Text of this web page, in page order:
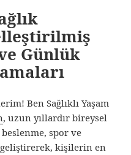
Günlük
Ben Sağlıklı Yaşam
, uzun yıllardır bireysel
spor ve
kişilerin en